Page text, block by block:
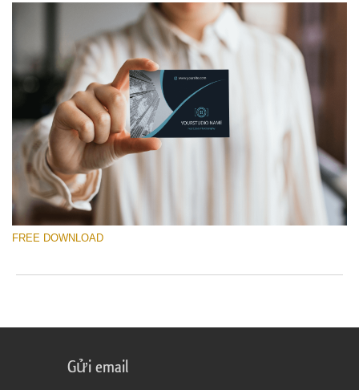
Xin hãy lựa chọn
Free Template #13
Photography Flyer Template
Tải xuống miễn phí
FREE DOWNLOAD
Gửi email